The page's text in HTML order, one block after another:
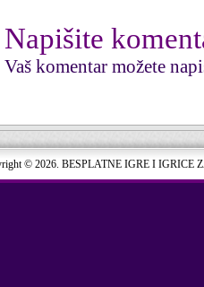
Napišite
Vaš komentar možete
© 2026. BESPLATNE IGRE I IGRICE